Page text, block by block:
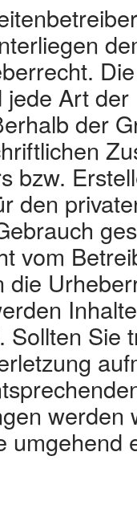
jede Art der
der
bzw.
den
vom
die
Sollten Sie
werden
umgehend